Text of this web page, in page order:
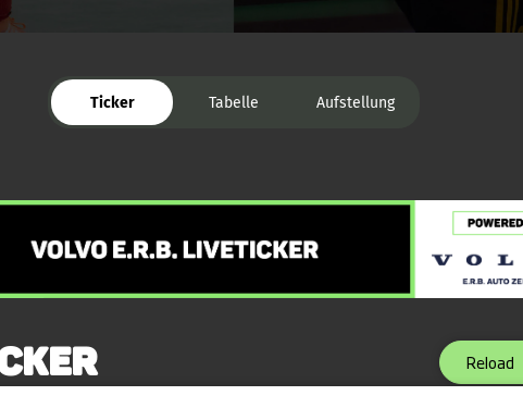
Ticker Tabelle Aufstellung
Reload